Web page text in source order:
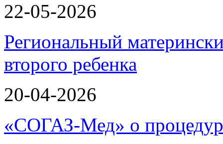
22-05-2026
Региональный
второго ребенка
20-04-2026
«СОГАЗ-Мед» о